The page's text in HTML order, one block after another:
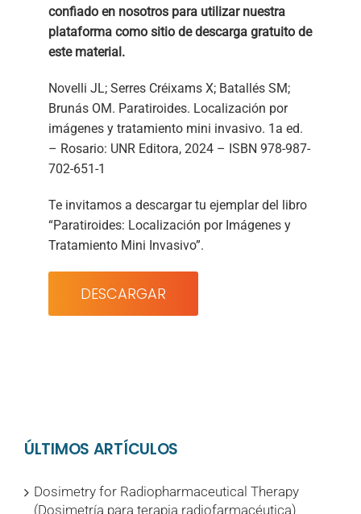
confiado en nosotros para utilizar nuestra
plataforma como sitio de descarga gratuito de
este material.
Novelli JL; Serres Créixams X; Batallés SM;
Brunás OM. Paratiroides. Localización por
imágenes y tratamiento mini invasivo. 1a ed.
– Rosario: UNR Editora, 2024 – ISBN 978-987-
702-651-1
Te invitamos a descargar tu ejemplar del libro
“Paratiroides: Localización por Imágenes y
Tratamiento Mini Invasivo”.
DESCARGAR
ÚLTIMOS ARTÍCULOS
Dosimetry for Radiopharmaceutical Therapy
(Dosimetría para terapia radiofarmacéutica)